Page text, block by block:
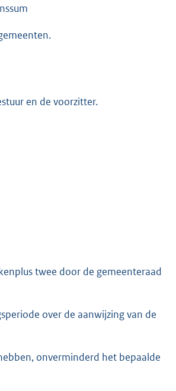
en de voorzitter.
twee door de gemeenteraad
over de aanwijzing van de
onverminderd het bepaalde